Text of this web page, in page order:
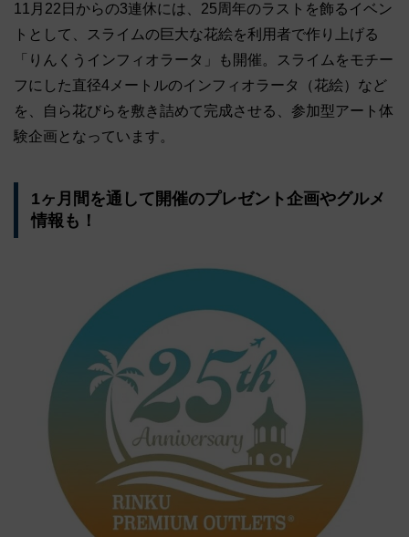
11月22日からの3連休には、25周年のラストを飾るイベン
トとして、スライムの巨大な花絵を利用者で作り上げる
「りんくうインフィオラータ」も開催。スライムをモチー
フにした直径4メートルのインフィオラータ（花絵）など
を、自ら花びらを敷き詰めて完成させる、参加型アート体
験企画となっています。
1ヶ月間を通して開催のプレゼント企画やグルメ
情報も！